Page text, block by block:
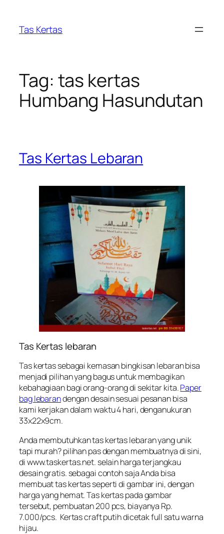
content
Tas Kertas
Tag: tas kertas
Humbang Hasundutan
Tas Kertas Lebaran
Tas Kertas lebaran
Tas kertas sebagai kemasan bingkisan lebaran bisa
menjadi pilihan yang bagus untuk membagikan
kebahagiaan bagi orang-orang di sekitar kita.Paper
bag lebarandengan desain sesuai pesanan bisa
kami kerjakan dalam waktu 4 hari, denganukuran
33x22x9cm.
Anda membutuhkan tas kertas lebaran yang unik
tapi murah? pilihan pas dengan membuatnya di sini,
di www.taskertas.net. selain harga terjangkau
desain gratis. sebagai contoh saja Anda bisa
membuat tas kertas seperti di gambar ini, dengan
harga yang hemat. Tas kertas pada gambar
tersebut, pembuatan 200 pcs, biayanya Rp.
7.000/pcs. Kertas craft putih dicetak full satu warna
hijau.